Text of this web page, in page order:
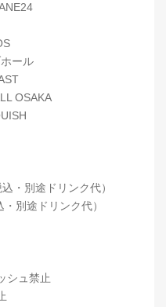
ール
OSAKA
・別途ドリンク代）
別途ドリンク代）
シュ禁止